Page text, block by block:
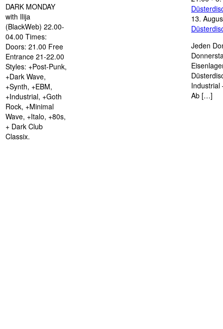
DARK MONDAY
with Ilija
(BlackWeb) 22.00-
04.00 Times:
Doors: 21.00 Free
Entrance 21-22.00
Styles: +Post-Punk,
+Dark Wave,
+Synth, +EBM,
+Industrial, +Goth
Rock, +Minimal
Wave, +Italo, +80s,
+ Dark Club
Classix.
13.
Jeden
Industrial
Ab […]